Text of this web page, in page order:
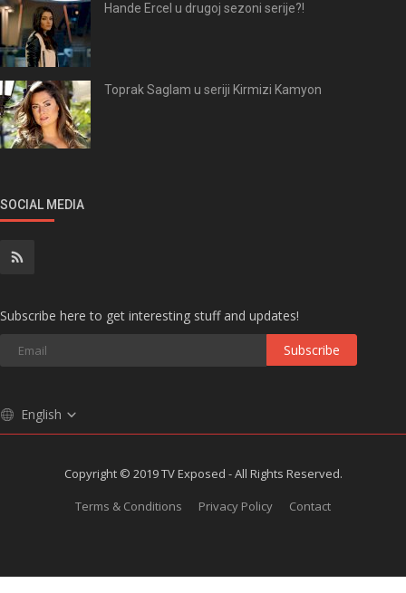
Hande Ercel u drugoj sezoni serije?!
Toprak Saglam u seriji Kirmizi Kamyon
SOCIAL MEDIA
Subscribe here to get interesting stuff and updates!
Subscribe
English
Copyright © 2019 TV Exposed - All Rights Reserved.
Terms & Conditions
Privacy Policy Contact